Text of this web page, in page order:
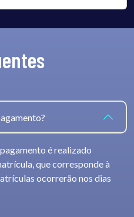
é realizado
que corresponde à
ocorrerão nos dias